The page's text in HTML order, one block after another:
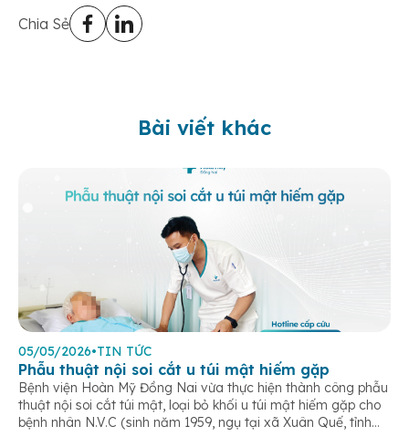
Chia Sẻ
Bài viết khác
05/05/2026•TIN TỨC
Phẫu thuật nội soi cắt u túi mật hiếm gặp
Bệnh viện Hoàn Mỹ Đồng Nai vừa thực hiện thành công phẫu
thuật nội soi cắt túi mật, loại bỏ khối u túi mật hiếm gặp cho
bệnh nhân N.V.C (sinh năm 1959, ngụ tại xã Xuân Quế, tỉnh